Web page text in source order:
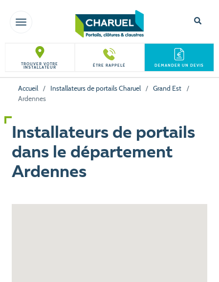
TOGGLE NAVIGATION
TROUVER VOTRE
INSTALLATEUR ÊTRE RAPPELÉ DEMANDER UN DEVIS
Accueil / Installateurs de portails Charuel / Grand Est
/
Ardennes
Installateurs de portails
dans le département
Ardennes